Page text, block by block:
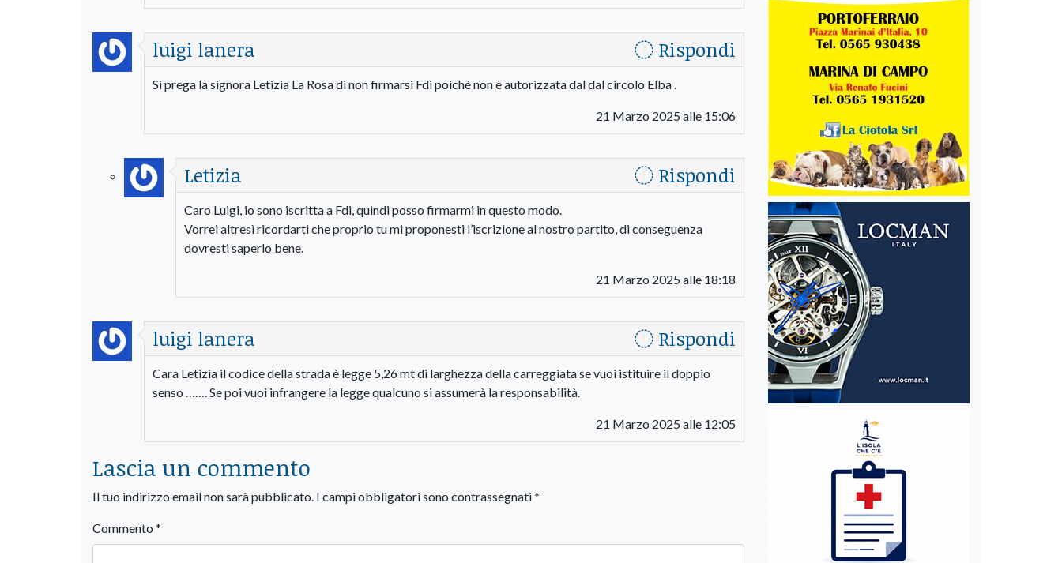
luigi lanera Rispondi
Si prega la signora Letizia La Rosa di non firmarsi Fdi poiché non è autorizzata dal dal circolo Elba .
21 Marzo 2025 alle 15:06
Letizia Rispondi
Caro Luigi, io sono iscritta a Fdi, quindi posso firmarmi in questo modo.
Vorrei altresì ricordarti che proprio tu mi proponesti l’iscrizione al nostro partito, di conseguenza
dovresti saperlo bene.
21 Marzo 2025 alle 18:18
luigi lanera Rispondi
Cara Letizia il codice della strada è legge 5,26 mt di larghezza della carreggiata se vuoi istituire il doppio
senso ……. Se poi vuoi infrangere la legge qualcuno si assumerà la responsabilità.
21 Marzo 2025 alle 12:05
Lascia un commento
Il tuo indirizzo email non sarà pubblicato. I campi obbligatori sono contrassegnati*
Commento *